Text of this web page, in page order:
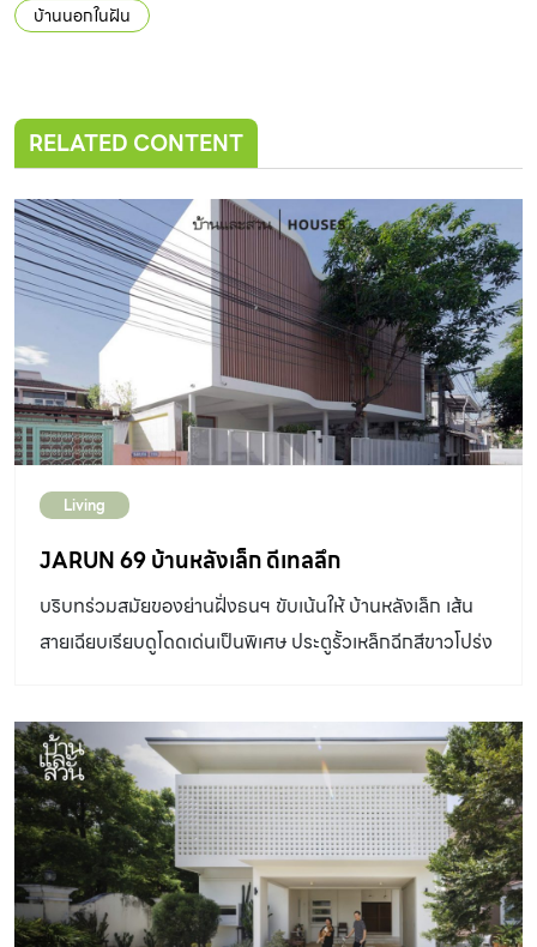
บ้านนอกในฝัน
RELATED CONTENT
Living
JARUN 69 บ้านหลังเล็ก ดีเทลลึก
บริบทร่วมสมัยของย่านฝั่งธนฯ ขับเน้นให้ บ้านหลังเล็ก เส้น
สายเฉียบเรียบดูโดดเด่นเป็นพิเศษ ประตูรั้วเหล็กฉีกสีขาวโปร่ง
โดยไม่ทำให้พื้นที่ด้านหน้าดูอึดอัดจนเกินไป แม้ตัวบ้านจะดู
เรียบง่าย แต่กว่าจะออกมาเหมาะเจาะลงตัวทั้งรูปลักษณ์ และ
การใช้งาน ย่อมผ่านการคิดออกแบบมาอย่างลงลึกในทุกดีเทล
เมื่อสองปีก่อน คุณปิยะบุตร ซุ่นทรัพย์ วางแผนสร้างเรือนหอ
หลังใหม่บนที่ดินขนาด 47 ตารางวาในซอยเล็กๆ บนถนน
จรัญสนิทวงศ์ จึงปรึกษาเพื่อนสถาปนิกอย่าง คุณกาจวิศว์ ริ
เริ่มวนิชย์ จาก Physicalist ผู้รับหน้าที่ถ่ายทอดทุกความ